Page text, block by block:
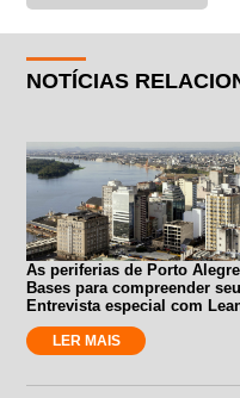
NOTÍCIAS
As periferias de Porto
Bases para compreender
Entrevista especial com
LER MAIS